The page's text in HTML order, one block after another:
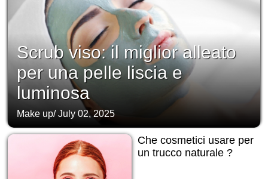
Scrub viso: il miglior alleato
per una pelle liscia e
luminosa
Make up/July 02, 2025
Che cosmetici usare per
un trucco naturale ?